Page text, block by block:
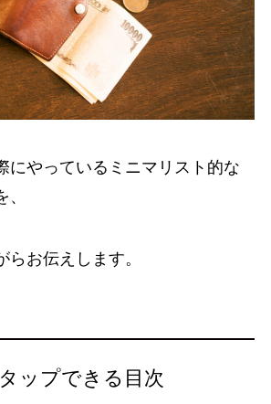
にやっているミニマリスト的な
お伝えします。
タップできる目次